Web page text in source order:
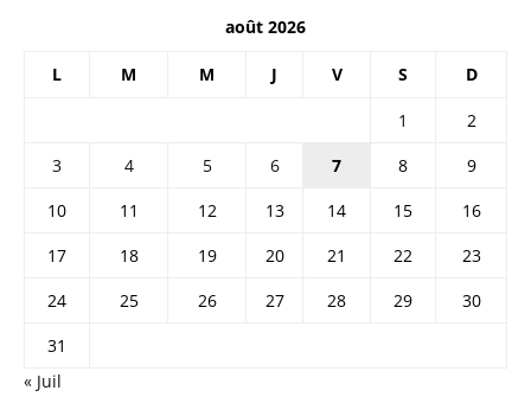
août 2026
L M M J V S D
1
2
3
4 5 6 7 8
9
10
11 12 13 14 15
16
17
18 19 20 21 22
23
24
25 26 27 28 29
30
31
« Juil